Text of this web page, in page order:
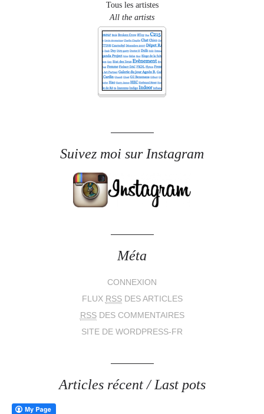
Tous les artistes
All the artists
Suivez moi sur Instagram
Méta
CONNEXION
FLUX RSSDES ARTICLES
RSSDES COMMENTAIRES
SITE DE WORDPRESS-FR
Articles récent / Last pots